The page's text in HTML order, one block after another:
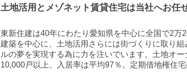
土地活用とメゾネット賃貸住宅は当社へお任
東新住建は40年にわたり愛知県を中心に全国で2万
建築を中心に、土地活用さらには街づくりに取り
ルの夢を実現する為に力を注いでいます。土地オ
10,000戸以上、入居率は平均97％。定期借地権住